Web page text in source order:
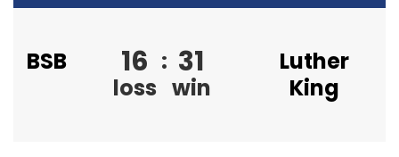
BSB 16
loss
: 31
win
Luther
King